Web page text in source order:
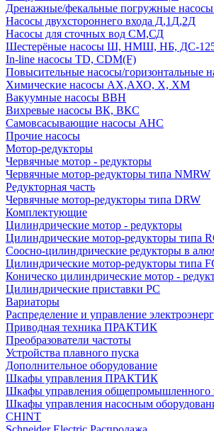
Дренажные/фекальные погружные
Насосы двухстороннего входа Д,1Д,2Д
Насосы для сточных вод СМ,СД
Шестерёные насосы Ш, НМШ, НБ, ДС-
In-line насосы TD, CDM(F)
Повысительные насосы/
Химические насосы АХ,АХО, Х, ХМ
Вакуумные насосы ВВН
Вихревые насосы ВК, ВКС
Самовсасывающие насосы АНС
Прочие насосы
Мотор-редукторы
Червячные мотор - редукторы
Червячные мотор-редукторы типа NMRW
Редукторная часть
Червячные мотор-редукторы типа DRW
Комплектующие
Цилиндрические мотор - редукторы
Цилиндрические мотор-редукторы типа
Соосно-цилиндрические редукторы в
Цилиндрические мотор-редукторы типа
Коническо цилиндрические мотор -
Цилиндрические приставки PC
Вариаторы
Распределение и управление
Приводная техника ПРАКТИК
Преобразователи частоты
Устройства плавного пуска
Дополнительное оборудование
Шкафы управления ПРАКТИК
Шкафы управления общепромышленного
Шкафы управления насосным
CHINT